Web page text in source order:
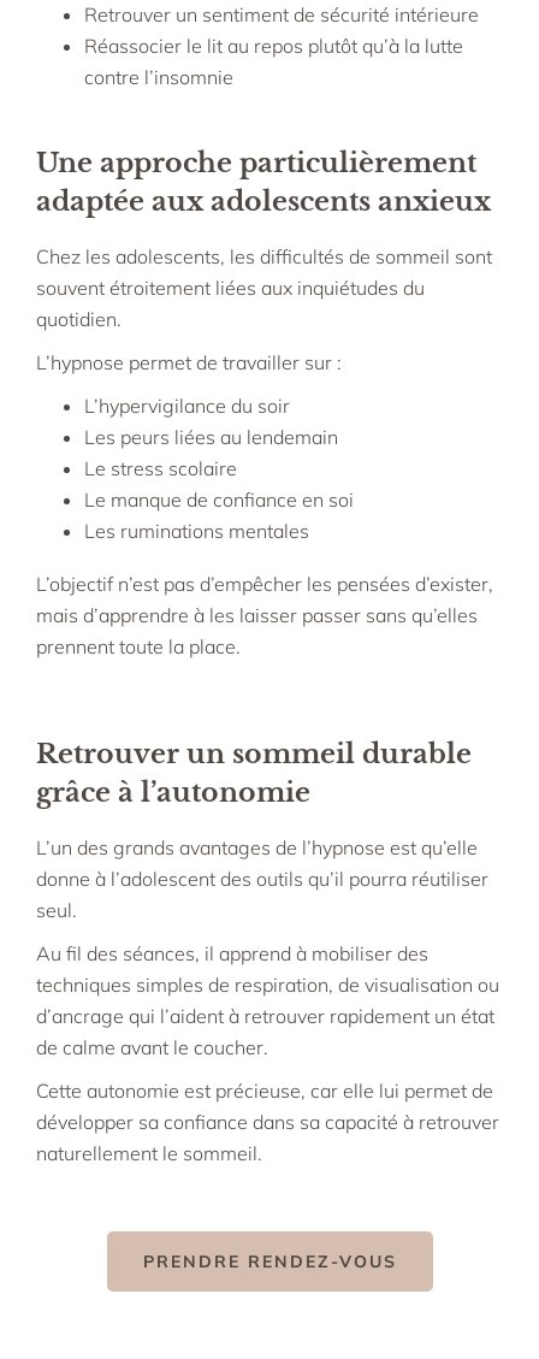
Retrouver un sentiment de sécurité intérieure
Réassocier le lit au repos plutôt qu’à la lutte
contre l’insomnie
Une approche particulièrement
adaptée aux adolescents anxieux
Chez les adolescents, les difficultés de sommeil sont
souvent étroitement liées aux inquiétudes du
quotidien.
L’hypnose permet de travailler sur :
L’hypervigilance du soir
Les peurs liées au lendemain
Le stress scolaire
Le manque de confiance en soi
Les ruminations mentales
L’objectif n’est pas d’empêcher les pensées d’exister,
mais d’apprendre à les laisser passer sans qu’elles
prennent toute la place.
Retrouver un sommeil durable
grâce à l’autonomie
L’un des grands avantages de l’hypnose est qu’elle
donne à l’adolescent des outils qu’il pourra réutiliser
seul.
Au fil des séances, il apprend à mobiliser des
techniques simples de respiration, de visualisation ou
d’ancrage qui l’aident à retrouver rapidement un état
de calme avant le coucher.
Cette autonomie est précieuse, car elle lui permet de
développer sa confiance dans sa capacité à retrouver
naturellement le sommeil.
PRENDRE RENDEZ-VOUS